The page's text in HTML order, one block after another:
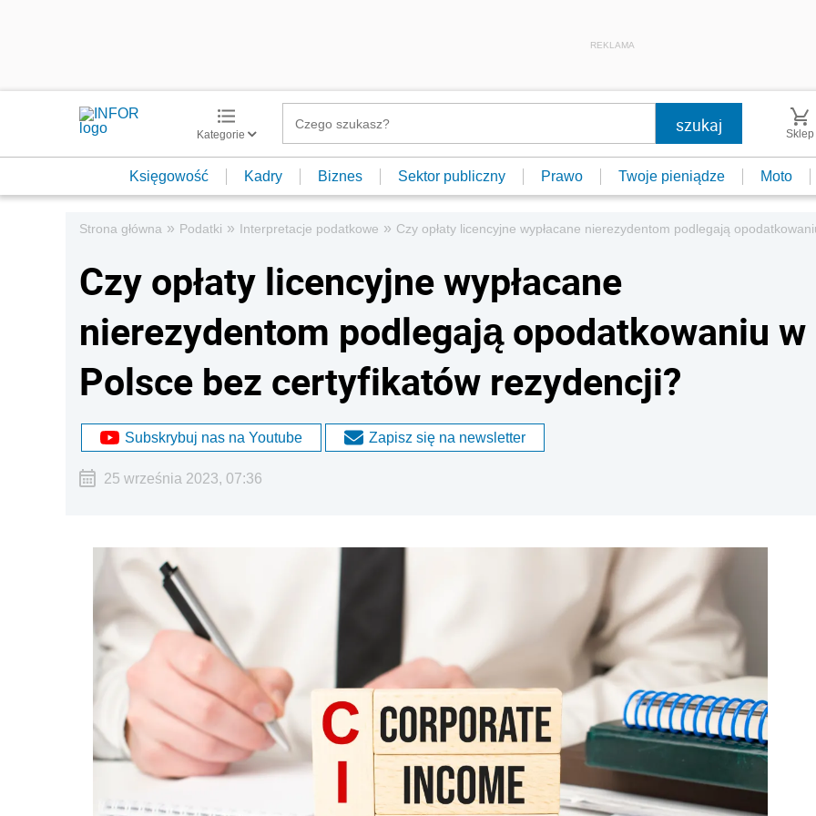
REKLAMA
Kategorie Sklep
Księgowość Kadry Biznes Sektor publiczny Prawo Twoje pieniądze Moto
Strona główna » Podatki » Interpretacje podatkowe » Czy opłaty licencyjne wypłacane nierezydentom podlegają
Czy opłaty licencyjne wypłacane
nierezydentom podlegają opodatkowaniu w
Polsce bez certyfikatów rezydencji?
Subskrybuj nas na Youtube Zapisz się na newsletter
25 września 2023, 07:36